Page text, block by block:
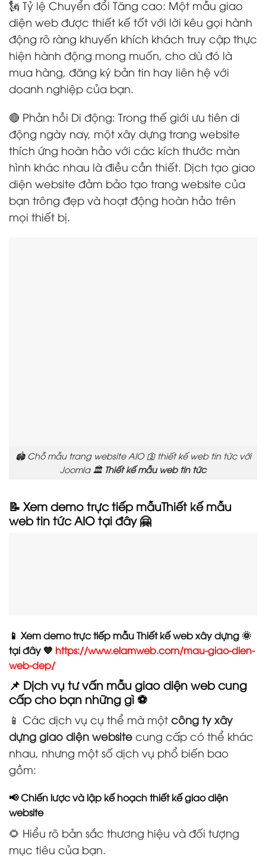
🗽 Tỷ lệ Chuyển đổi Tăng cao: Một mẫu giao
diện web được thiết kế tốt với lời kêu gọi hành
động rõ ràng khuyến khích khách truy cập thực
hiện hành động mong muốn, cho dù đó là
mua hàng, đăng ký bản tin hay liên hệ với
doanh nghiệp của bạn.
🔴 Phản hồi Di động: Trong thế giới ưu tiên di
động ngày nay, một xây dựng trang website
thích ứng hoàn hảo với các kích thước màn
hình khác nhau là điều cần thiết. Dịch tạo giao
diện website đảm bảo tạo trang website của
bạn trông đẹp và hoạt động hoàn hảo trên
mọi thiết bị.
🏟️ Chỗ mẫu trang website AIO 🛐 thiết kế web tin tức với
Joomla 🏛️ Thiết kế mẫu web tin tức
📝 Xem demo trực tiếp mẫuThiết kế mẫu
web tin tức AIO tại đây 🤗
📱 Xem demo trực tiếp mẫu Thiết kế web xây dựng 🌞
tại đây 💙 https://www.elamweb.com/mau-giao-dien-
web-dep/
📌 Dịch vụ tư vấn mẫu giao diện web cung
cấp cho bạn những gì ⚽
📱 Các dịch vụ cụ thể mà một công ty xây
dựng giao diện website cung cấp có thể khác
nhau, nhưng một số dịch vụ phổ biến bao
gồm:
📢 Chiến lược và lập kế hoạch thiết kế giao diện
website
🌻 Hiểu rõ bản sắc thương hiệu và đối tượng
mục tiêu của bạn.